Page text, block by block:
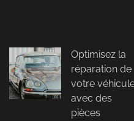
Optimisez la
réparation de
votre
avec des
pièces